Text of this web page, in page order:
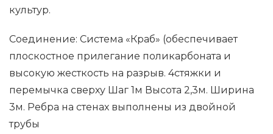
культур.
Соединение: Система «Краб» (обеспечивает
плоскостное прилегание поликарбоната и
высокую жесткость на разрыв. 4стяжки и
перемычка сверху Шаг 1м Высота 2,3м. Ширина
3м. Ребра на стенах выполнены из двойной
трубы